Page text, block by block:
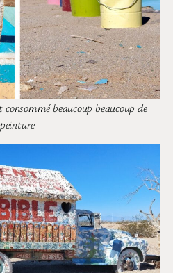
beaucoup beaucoup de
peinture